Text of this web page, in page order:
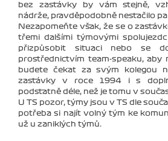
bez zastávky by vám stejně,
nádrže, pravděpodobně nestačilo
Nezapomeňte však, že se o
třemi dalšími týmovými
přizpůsobit situaci nebo se
prostřednictvím team-speaku, aby
budete čekat za svým kolegou
zastávky v roce 1994 i s
podstatně déle, než je tomu v
U TS pozor, týmy jsou v TS dle
potřeba si najít volný tým ke
už u zaniklých týmů.